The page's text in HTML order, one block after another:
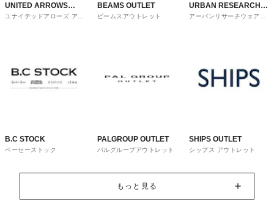
UNITED ARROWS
OUTLET
ユナイテッドアローズ アウ
BEAMS OUTLET
ビームスアウトレット
URBAN RESEARCH
ware house
アーバンリサーチウェアハ
B.C STOCK
ベーセーストック
PALGROUP OUTLET
パルグループアウトレット
SHIPS OUTLET
シップス アウトレット
もっと見る